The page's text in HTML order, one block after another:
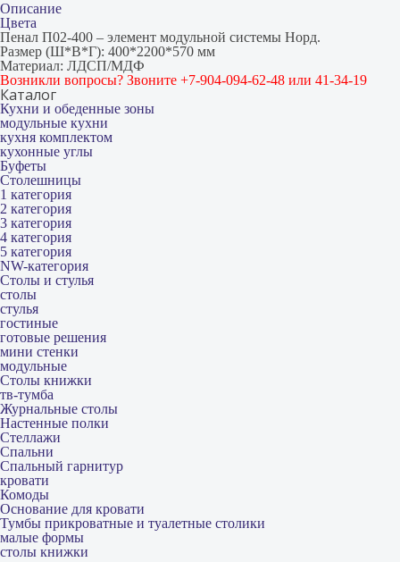
Описание
Цвета
Пенал П02-400 – элемент модульной системы Норд.
Размер (Ш*В*Г): 400*2200*570 мм
Материал: ЛДСП/МДФ
Возникли вопросы? Звоните +7-904-094-62-48 или 41-34-19
Каталог
Кухни и обеденные зоны
модульные кухни
кухня комплектом
кухонные углы
Буфеты
Столешницы
1 категория
2 категория
3 категория
4 категория
5 категория
NW-категория
Столы и стулья
столы
стулья
гостиные
готовые решения
мини стенки
модульные
Столы книжки
тв-тумба
Журнальные столы
Настенные полки
Стеллажи
Спальни
Спальный гарнитур
кровати
Комоды
Основание для кровати
Тумбы прикроватные и туалетные столики
малые формы
столы книжки